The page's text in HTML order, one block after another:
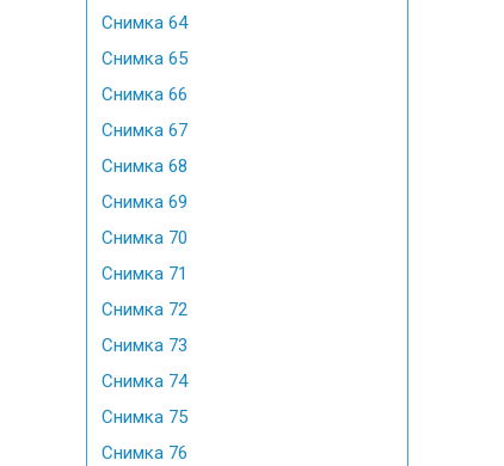
Снимка 64
Снимка 65
Снимка 66
Снимка 67
Снимка 68
Снимка 69
Снимка 70
Снимка 71
Снимка 72
Снимка 73
Снимка 74
Снимка 75
Снимка 76